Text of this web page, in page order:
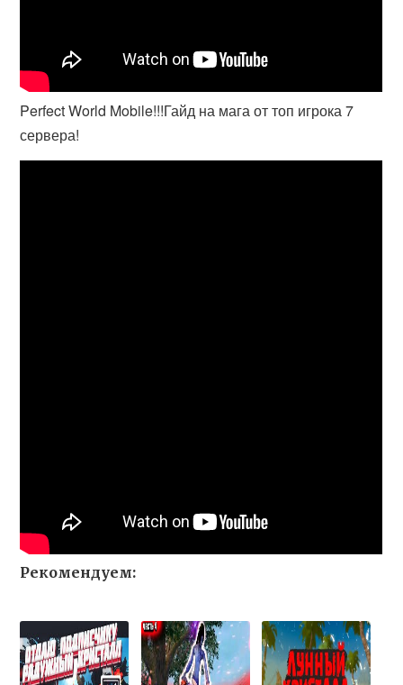
Perfect World Mobile!!!Гайд на мага от топ игрока 7
сервера!
Рекомендуем: